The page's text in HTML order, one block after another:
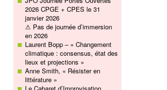
2026 CPGE + CPES le 31
janvier 2026
⚠ Pas de journée d’immersion
en 2026
Laurent Bopp – « Changement
climatique : consensus, état des
lieux et projections »
Anne Smith, « Résister en
littérature »